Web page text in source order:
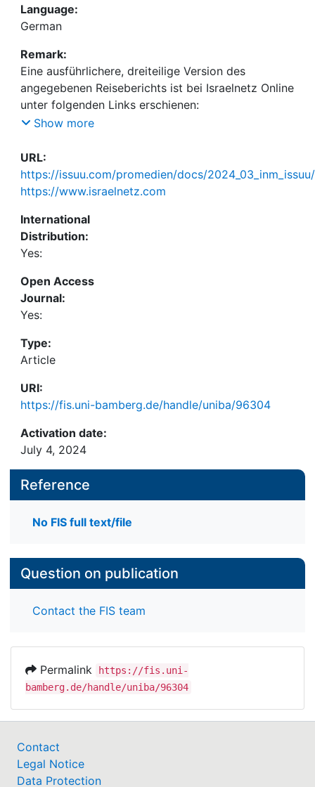
Language:
German
Remark:
Eine ausführlichere, dreiteilige Version des
angegebenen Reiseberichts ist bei Israelnetz Online
unter folgenden Links erschienen:
• https://www.israelnetz.com/von-fehlenden-
•https://www.israelnetz.com/von-klumpiger-erde-
und-beschnittenen-pflanzen/(10. Mai 2024)
•https://www.israelnetz.com/muenz-und-
Mai 2024)
Show more
URL:
https://issuu.com/promedien/docs/
https://www.israelnetz.com
International
Distribution:
Yes:
Open Access
Journal:
Yes:
Type:
Article
URI:
https://fis.uni-bamberg.de/handle/uniba/96304
Activation date:
July 4, 2024
Reference
No FIS full text/file
Question on publication
Contact the FIS team
Permalink
https://fis.uni-
bamberg.de/handle/uniba/96304
Contact
Legal Notice
Data Protection